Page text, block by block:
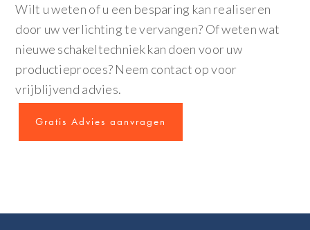
Wilt u weten of u een besparing kan realiseren
door uw verlichting te vervangen? Of weten wat
nieuwe schakeltechniek kan doen voor uw
productieproces? Neem contact op voor
vrijblijvend advies.
Gratis Advies aanvragen